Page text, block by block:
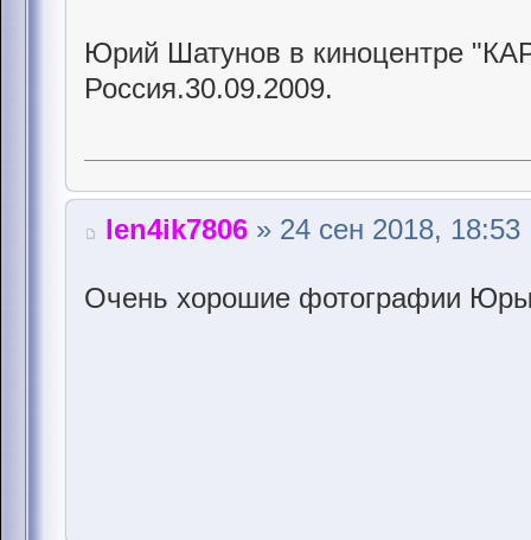
Юрий Шатунов в киноцентре
Россия.30.09.2009.
len4ik7806 » 24 сен 2018, 18:53
Очень хорошие фотографии